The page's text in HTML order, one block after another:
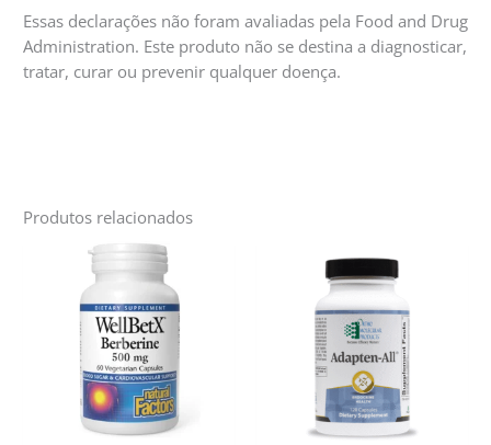
Essas declarações não foram avaliadas pela Food and Drug
Administration. Este produto não se destina a diagnosticar,
tratar, curar ou prevenir qualquer doença.
Produtos relacionados